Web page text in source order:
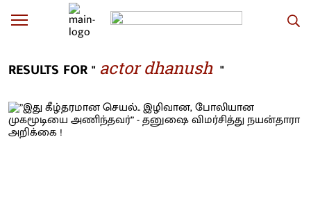
RESULTS FOR " actor dhanush "